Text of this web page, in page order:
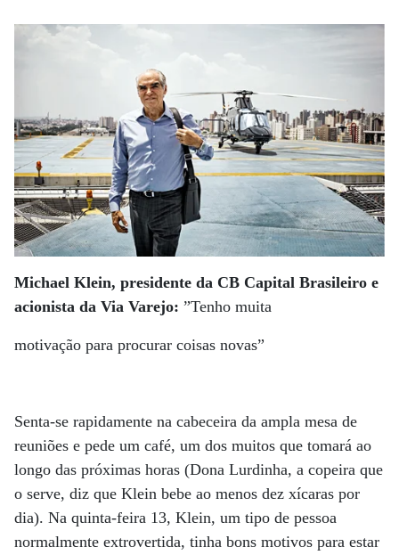
Michael Klein, presidente da CB Capital Brasileiro e
acionista da Via Varejo: ”Tenho muita
motivação para procurar coisas novas”
Senta-se rapidamente na cabeceira da ampla mesa de
reuniões e pede um café, um dos muitos que tomará ao
longo das próximas horas (Dona Lurdinha, a copeira que
o serve, diz que Klein bebe ao menos dez xícaras por
dia). Na quinta-feira 13, Klein, um tipo de pessoa
normalmente extrovertida, tinha bons motivos para estar